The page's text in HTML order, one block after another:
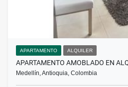
APARTAMENTO ALQUILER
APARTAMENTO AMOBLADO EN
Medellín, Antioquia, Colombia